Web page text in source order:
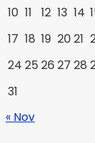
10 11 12 13 14
17 18 19 20 21
24 25 26 27 28
31
« Nov